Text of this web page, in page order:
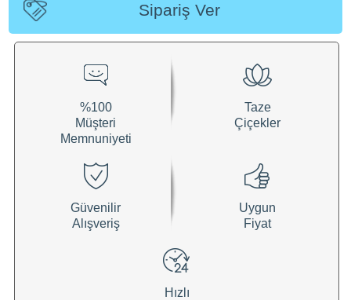
Sipariş Ver
%100
Müşteri
Memnuniyeti
Taze
Çiçekler
Güvenilir
Alışveriş
Uygun
Fiyat
Hızlı